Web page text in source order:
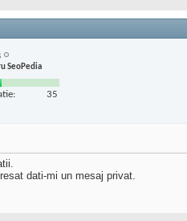
SeoPedia
35
dati-mi un mesaj privat.